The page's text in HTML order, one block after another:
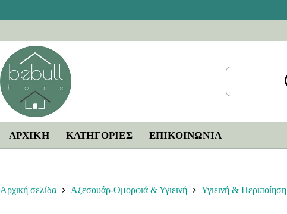
περιεχόμενο
ΑΡΧΙΚΗ ΚΑΤΗΓΟΡΙΕΣ ΕΠΙΚΟΙΝΩΝΊΑ
Αρχική σελίδα Αξεσουάρ-Ομορφιά & Υγιεινή Υγιεινή & Περιποίηση